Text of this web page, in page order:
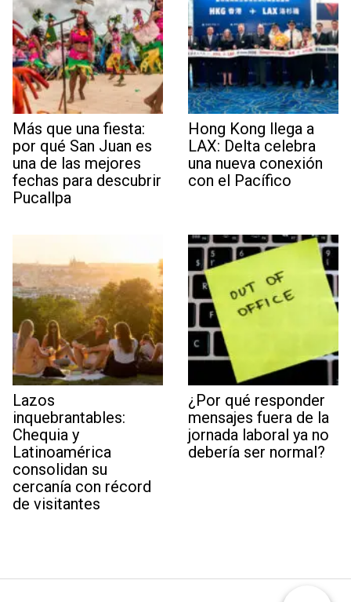
Más que una fiesta:
por qué San Juan es
una de las mejores
fechas para descubrir
Pucallpa
Hong Kong llega a
LAX: Delta celebra
una nueva conexión
con el Pacífico
Lazos
inquebrantables:
Chequia y
Latinoamérica
consolidan su
cercanía con récord
de visitantes
¿Por qué responder
mensajes fuera de la
jornada laboral ya no
debería ser normal?